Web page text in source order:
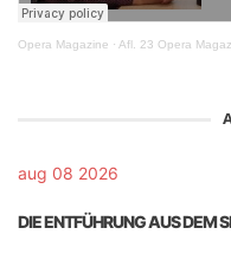
Opera Magazine · Afl. 23 Opera
aug 08 2026
DIE ENTFÜHRUNG AUS DEM